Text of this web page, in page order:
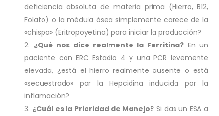
deficiencia absoluta de materia prima (Hierro, B12,
Folato) o la médula ósea simplemente carece de la
«chispa» (Eritropoyetina) para iniciar la producción?
¿Qué nos dice realmente la Ferritina?En un
paciente con ERC Estadio 4 y una PCR levemente
elevada, ¿está el hierro realmente ausente o está
«secuestrado» por la Hepcidina inducida por la
inflamación?
¿Cuál es la Prioridad de Manejo? Si das un ESA a